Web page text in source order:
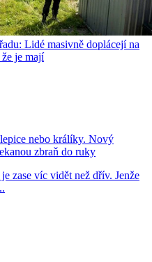
Lidé masivně doplácejí na
je mají
nebo králíky. Nový
zbraň do ruky
zase víc vidět než dřív. Jenže